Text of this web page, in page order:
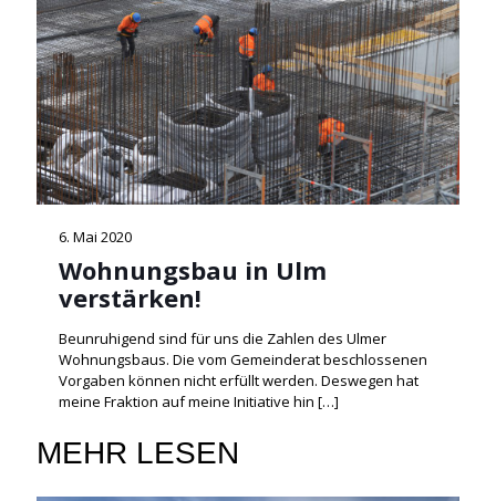
6. Mai 2020
Wohnungsbau in Ulm
verstärken!
Beunruhigend sind für uns die Zahlen des Ulmer
Wohnungsbaus. Die vom Gemeinderat beschlossenen
Vorgaben können nicht erfüllt werden. Deswegen hat
meine Fraktion auf meine Initiative hin […]
MEHR LESEN